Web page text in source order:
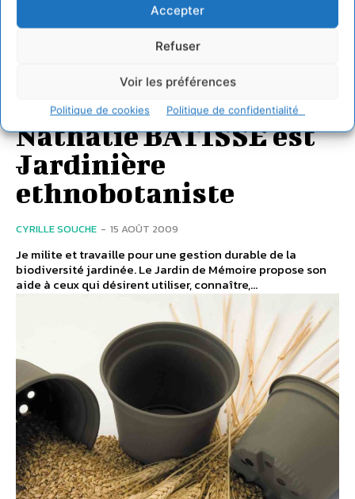
Accepter
Refuser
Voir les préférences
Politique de cookies Politique de confidentialité
Nathalie BATISSE est
Jardinière
ethnobotaniste
CYRILLE SOUCHE - 15 AOÛT 2009
Je milite et travaille pour une gestion durable de la
biodiversité jardinée. Le Jardin de Mémoire propose son
aide à ceux qui désirent utiliser, connaître,...